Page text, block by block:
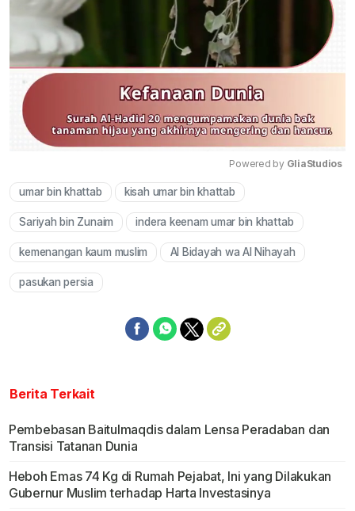
Powered by GliaStudios
umar bin khattab kisah umar bin khattab
Sariyah bin Zunaim indera keenam umar bin khattab
kemenangan kaum muslim Al Bidayah wa Al Nihayah
pasukan persia
Berita Terkait
Pembebasan Baitulmaqdis dalam Lensa Peradaban dan
Transisi Tatanan Dunia
Heboh Emas 74 Kg di Rumah Pejabat, Ini yang Dilakukan
Gubernur Muslim terhadap Harta Investasinya